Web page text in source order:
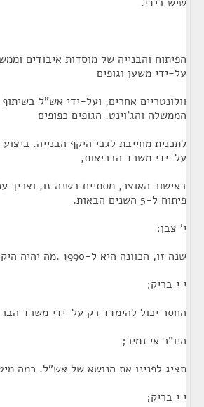
הפיתוח והבנייה של מוסדות איבודים
על-ידי משען וגופים
וולונטריים אחרים, ועל-ידי אש"ל
הממשלה והג'וינט. הגופים כפופים
לתכנית מחייבת לגבי היקף הבנייה.
על-ידי משרד הבריאות,
באישור האוצר, מסתיים בשנה זו, וצריך
פיתוח ל-5 השנים הבאות.
י' צבן;
שנה זו, הכוונה היא ל-1990 .מה יהיה היקר אחר-כך?
י י בריק;
החסר יכול להימדד רק על-ידי משרד
היו"ר אי נמיר;
תציג לפנינו את הנושא של אש"ל. כמה
י י בריק;